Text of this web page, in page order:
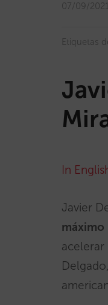
07/09/2021
Etiquetas
In
Javier
máximo
acelerar